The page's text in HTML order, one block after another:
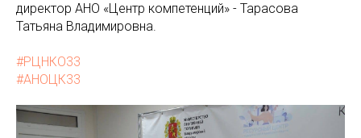
директор АНО «Центр компетенций» - Тарасова
Татьяна Владимировна.
#РЦНКО33
#АНОЦК33